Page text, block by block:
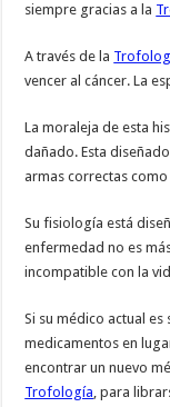
siempre gracias a la
A través de la
vencer al cáncer. La
La moraleja de esta
dañado. Esta
armas correctas como
Su fisiología está
enfermedad no es
incompatible con la
Si su médico actual
medicamentos en
encontrar un nuevo
Trofología, para